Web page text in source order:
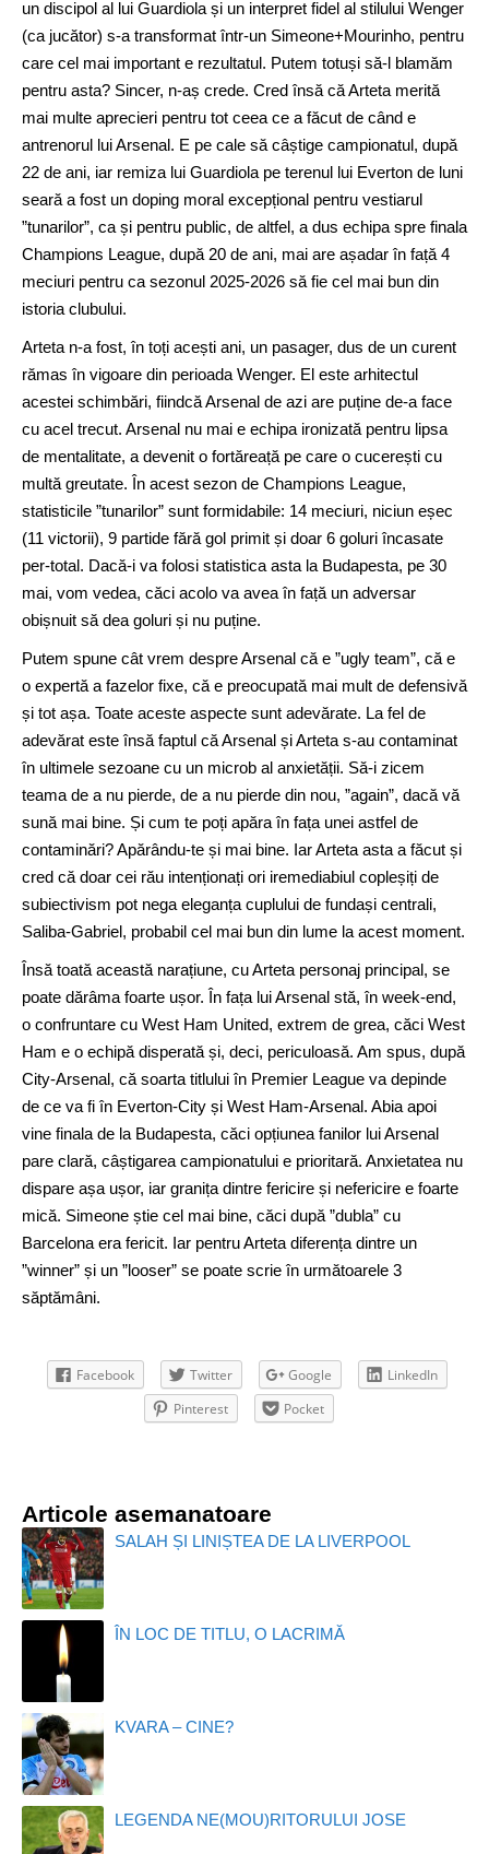
un discipol al lui Guardiola și un interpret fidel al stilului Wenger
(ca jucător) s-a transformat într-un Simeone+Mourinho, pentru
care cel mai important e rezultatul. Putem totuși să-l blamăm
pentru asta? Sincer, n-aș crede. Cred însă că Arteta merită
mai multe aprecieri pentru tot ceea ce a făcut de când e
antrenorul lui Arsenal. E pe cale să câștige campionatul, după
22 de ani, iar remiza lui Guardiola pe terenul lui Everton de luni
seară a fost un doping moral excepțional pentru vestiarul
”tunarilor”, ca și pentru public, de altfel, a dus echipa spre finala
Champions League, după 20 de ani, mai are așadar în față 4
meciuri pentru ca sezonul 2025-2026 să fie cel mai bun din
istoria clubului.
Arteta n-a fost, în toți acești ani, un pasager, dus de un curent
rămas în vigoare din perioada Wenger. El este arhitectul
acestei schimbări, fiindcă Arsenal de azi are puține de-a face
cu acel trecut. Arsenal nu mai e echipa ironizată pentru lipsa
de mentalitate, a devenit o fortăreață pe care o cucerești cu
multă greutate. În acest sezon de Champions League,
statisticile ”tunarilor” sunt formidabile: 14 meciuri, niciun eșec
(11 victorii), 9 partide fără gol primit și doar 6 goluri încasate
per-total. Dacă-i va folosi statistica asta la Budapesta, pe 30
mai, vom vedea, căci acolo va avea în față un adversar
obișnuit să dea goluri și nu puține.
Putem spune cât vrem despre Arsenal că e ”ugly team”, că e
o expertă a fazelor fixe, că e preocupată mai mult de defensivă
și tot așa. Toate aceste aspecte sunt adevărate. La fel de
adevărat este însă faptul că Arsenal și Arteta s-au contaminat
în ultimele sezoane cu un microb al anxietății. Să-i zicem
teama de a nu pierde, de a nu pierde din nou, ”again”, dacă vă
sună mai bine. Și cum te poți apăra în fața unei astfel de
contaminări? Apărându-te și mai bine. Iar Arteta asta a făcut și
cred că doar cei rău intenționați ori iremediabiul copleșiți de
subiectivism pot nega eleganța cuplului de fundași centrali,
Saliba-Gabriel, probabil cel mai bun din lume la acest moment.
Însă toată această narațiune, cu Arteta personaj principal, se
poate dărâma foarte ușor. În fața lui Arsenal stă, în week-end,
o confruntare cu West Ham United, extrem de grea, căci West
Ham e o echipă disperată și, deci, periculoasă. Am spus, după
City-Arsenal, că soarta titlului în Premier League va depinde
de ce va fi în Everton-City și West Ham-Arsenal. Abia apoi
vine finala de la Budapesta, căci opțiunea fanilor lui Arsenal
pare clară, câștigarea campionatului e prioritară. Anxietatea nu
dispare așa ușor, iar granița dintre fericire și nefericire e foarte
mică. Simeone știe cel mai bine, căci după ”dubla” cu
Barcelona era fericit. Iar pentru Arteta diferența dintre un
”winner” și un ”looser” se poate scrie în următoarele 3
săptămâni.
Facebook Twitter Google
LinkedIn
Pinterest
Pocket
Articole asemanatoare
SALAH ȘI LINIȘTEA DE LA LIVERPOOL
ÎN LOC DE TITLU, O LACRIMĂ
KVARA – CINE?
LEGENDA NE(MOU)RITORULUI JOSE